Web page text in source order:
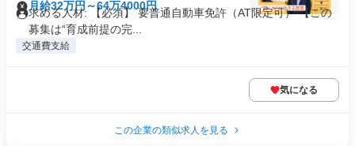
月給32万円～64万4000円
求める人材: 【必須】 要普通自動車免許（AT限定可） 【この
募集は“育成前提の完...
交通費支給
気になる
この企業の類似求人を見る